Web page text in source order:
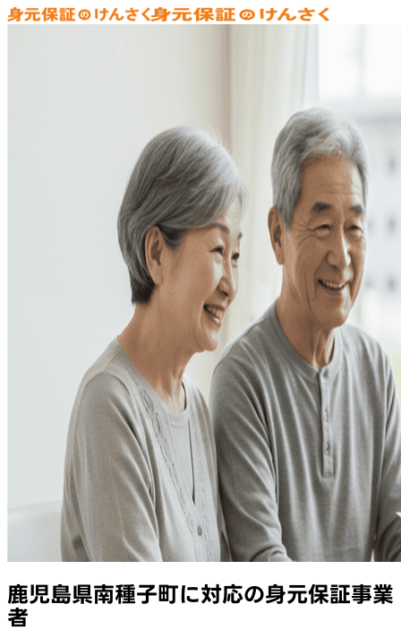
鹿児島県南種子町に対応の身元保証事業
者